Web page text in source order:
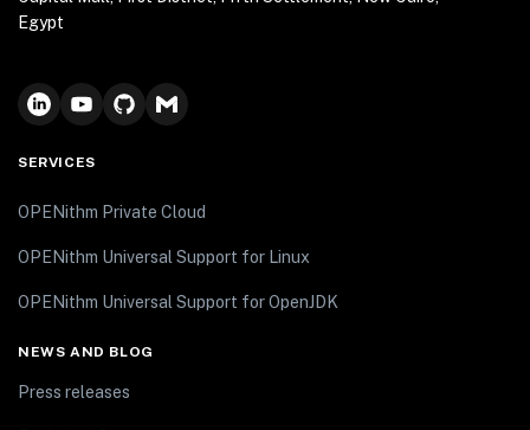
Egypt
SERVICES
OPENithm Private Cloud
OPENithm Universal Support for Linux
OPENithm Universal Support for OpenJDK
NEWS AND BLOG
Press releases